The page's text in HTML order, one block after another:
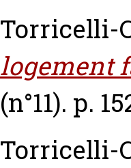
Torricelli-
logement
(n°11). p.
Torricelli-